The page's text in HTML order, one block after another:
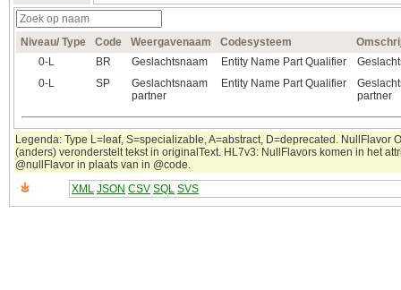
Niveau/ Type Code Weergavenaam Codesysteem
0‑L
BR Geslachtsnaam Entity Name Part Qualifier
0‑L
SP
Geslachtsnaam
partner
Entity Name Part Qualifier
partner
Legenda: Type L=leaf, S=specializable, A=abstract, D=deprecated. NullFlavor
(anders) veronderstelt tekst in originalText. HL7v3: NullFlavors komen in het
@nullFlavor in plaats van in @code.
XML JSON CSV SQL SVS